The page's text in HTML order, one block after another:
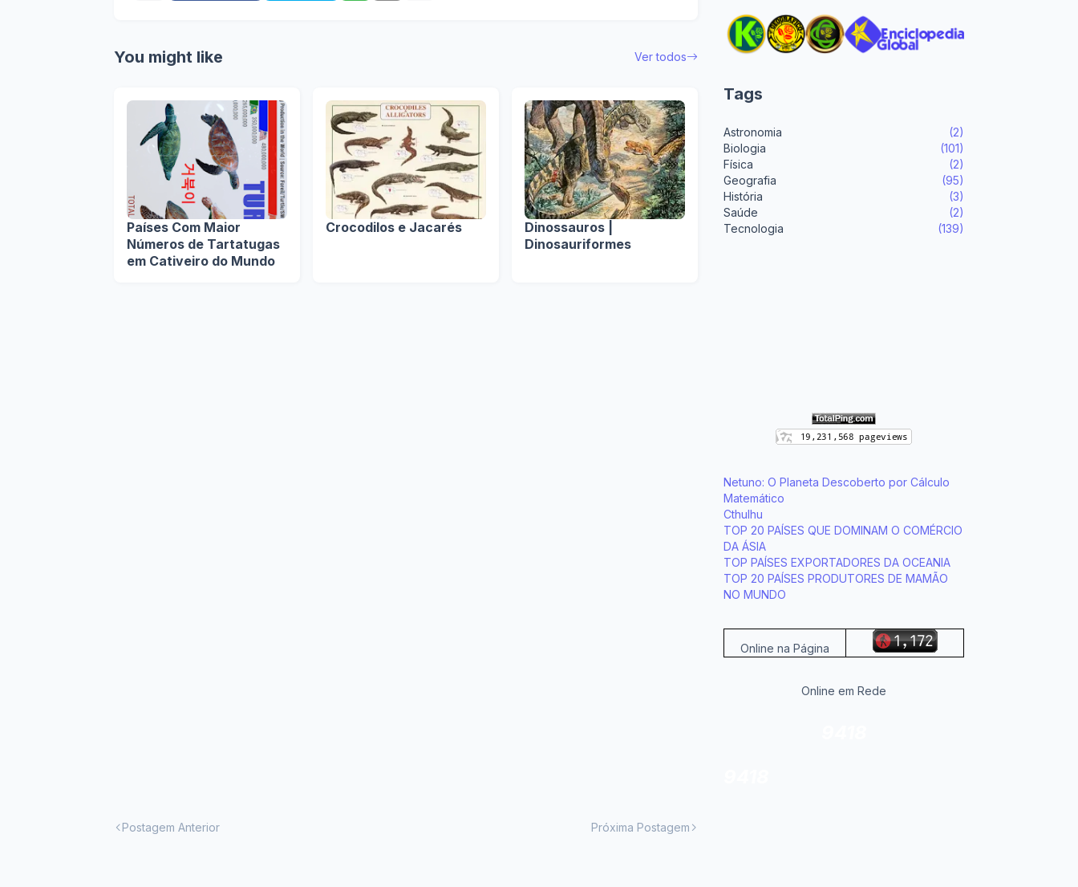
You might like Ver todos
Países Com Maior
Números de Tartatugas
em Cativeiro do Mundo
Crocodilos e Jacarés
Dinossauros |
Dinosauriformes
Postagem Anterior Próxima Postagem
Tags
Astronomia
(2)
Biologia
(101)
Física
(2)
Geografia
(95)
História
(3)
Saúde
(2)
Tecnologia
(139)
Netuno: O Planeta Descoberto por Cálculo
Matemático
Cthulhu
TOP 20 PAÍSES QUE DOMINAM O COMÉRCIO
DA ÁSIA
TOP PAÍSES EXPORTADORES DA OCEANIA
TOP 20 PAÍSES PRODUTORES DE MAMÃO
NO MUNDO
Online na Página
Online em Rede